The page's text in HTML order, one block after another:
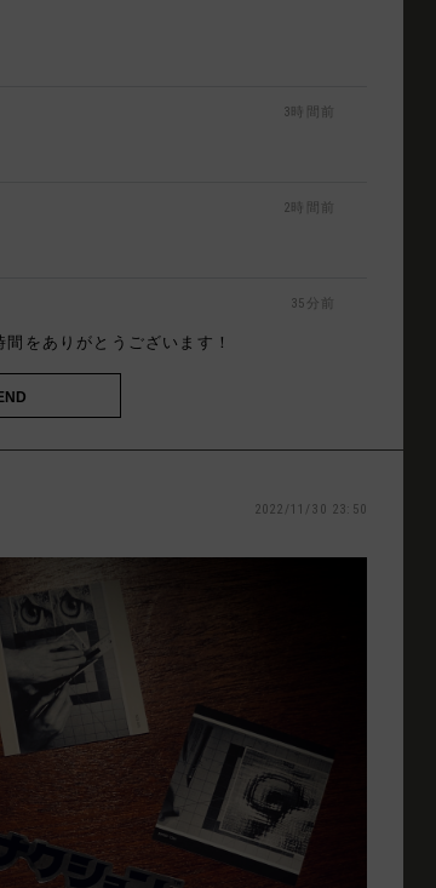
3時間前
2時間前
をありがとうございます！
35分前
2022/11/30 23:50